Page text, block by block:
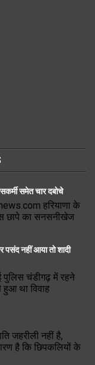
समेत चार दबोचे
हरियाणा के
छापे का सनसनीखेज
पसंद नहीं आया तो शादी
पुलिस चंडीगढ़ में रहने
था विवाह
जहरीली नहीं है,
है कि छिपकलियों के